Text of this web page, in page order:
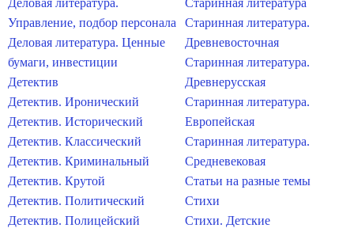
Деловая литература.
Управление, подбор персонала
Деловая литература. Ценные
бумаги, инвестиции
Детектив
Детектив. Иронический
Детектив. Исторический
Детектив. Классический
Детектив. Криминальный
Детектив. Крутой
Детектив. Политический
Детектив. Полицейский
Старинная литература
Старинная литература.
Древневосточная
Старинная литература.
Древнерусская
Старинная литература.
Европейская
Старинная литература.
Средневековая
Статьи на разные темы
Стихи
Стихи. Детские